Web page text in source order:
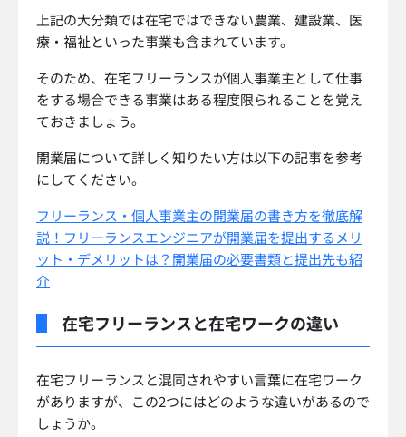
上記の大分類では在宅ではできない農業、建設業、医
療・福祉といった事業も含まれています。
そのため、在宅フリーランスが個人事業主として仕事
をする場合できる事業はある程度限られることを覚え
ておきましょう。
開業届について詳しく知りたい方は以下の記事を参考
にしてください。
フリーランス・個人事業主の開業届の書き方を徹底解
説！フリーランスエンジニアが開業届を提出するメリ
ット・デメリットは？開業届の必要書類と提出先も紹
介
在宅フリーランスと在宅ワークの違い
在宅フリーランスと混同されやすい言葉に在宅ワーク
がありますが、この2つにはどのような違いがあるので
しょうか。